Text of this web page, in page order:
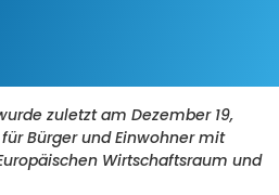
zuletzt am Dezember 19,
Bürger und Einwohner mit
Wirtschaftsraum und